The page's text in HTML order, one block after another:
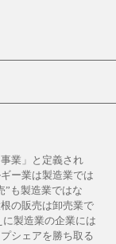
業」と定義され
ー業は製造業では
”も製造業ではな
の販売は卸売業で
製造業の企業には
シェアを勝ち取る